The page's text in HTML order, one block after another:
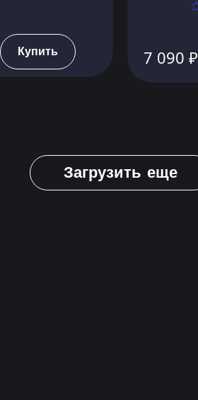
Купить 7 090 ₽
Загрузить еще